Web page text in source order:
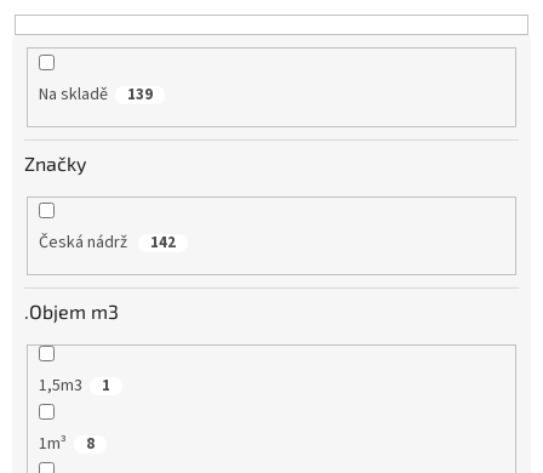
t
ů
Na skladě 139
Značky
Česká nádrž 142
.Objem m3
1,5m3 1
1m³ 8